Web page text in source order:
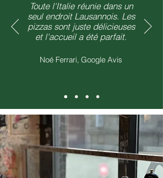
Toute l'Italie réunie dans un
seul endroit Lausannois. Les
pizzas sont juste délicieuses
et l'accueil a été parfait.
Noé Ferrari, Google Avis